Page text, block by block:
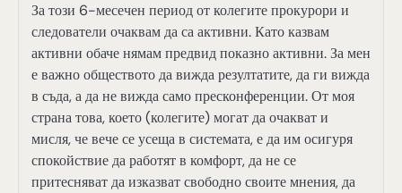
За този 6-месечен период от колегите прокурори и
следователи очаквам да са активни. Като казвам
активни обаче нямам предвид показно активни. За мен
е важно обществото да вижда резултатите, да ги вижда
в съда, а да не вижда само пресконференции. От моя
страна това, което (колегите) могат да очакват и
мисля, че вече се усеща в системата, е да им осигуря
спокойствие да работят в комфорт, да не се
притесняват да изказват свободно своите мнения, да